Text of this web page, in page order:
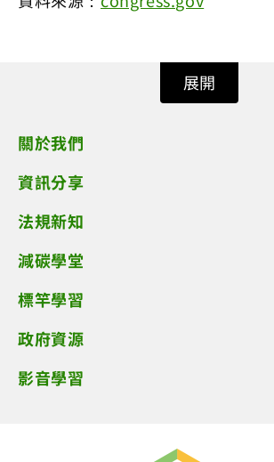
展開
關於我們
資訊分享
法規新知
減碳學堂
標竿學習
政府資源
影音學習